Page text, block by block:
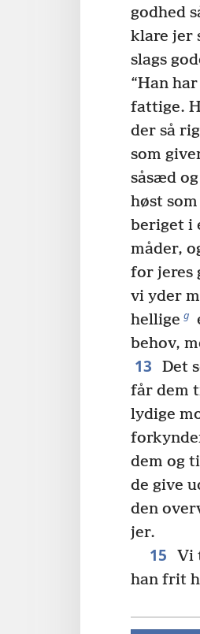
godhed
klare jer
slags
“Han
fattige.
der så
som
såsæd
høst
beriget i
måder,
for jeres
vi yder
hellige g
behov,
13
Det
får dem
lydige
dem og
de give
den
jer.
15
Vi
han frit